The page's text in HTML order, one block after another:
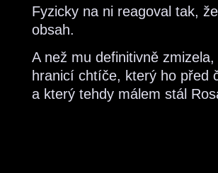
Fyzicky na ni reagoval tak,
obsah.
A než mu definitivně
hranicí chtíče, který ho před
a který tehdy málem stál